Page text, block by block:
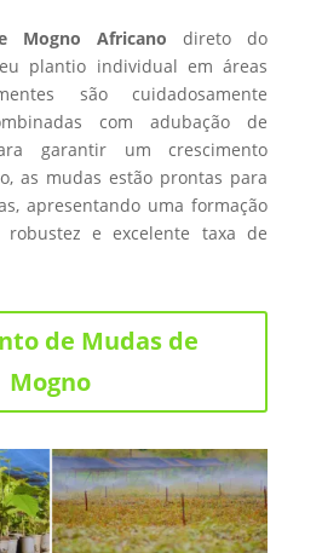
Mogno Africano direto do
plantio individual em áreas
são cuidadosamente
com adubação de
garantir um crescimento
as mudas estão prontas para
apresentando uma formação
robustez e excelente taxa de
de Mudas de
Mogno